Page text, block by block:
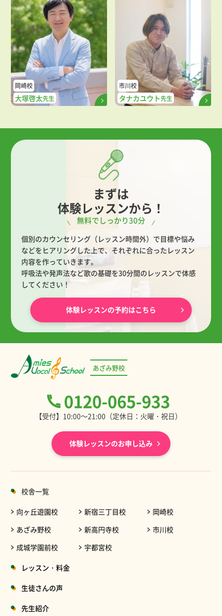
岡崎校
大塚啓太先生
市川校
タナカユウト先生
まずは
体験レッスンから！
無料でしっかり30分
個別のカウンセリング（レッスン時間外）で目標や悩み
などをヒアリングした上で、 それぞれに合ったレッスン
内容を作っていきます。
呼吸法や発声法など歌の基礎を30分間のレッスンで体感
してください！
体験レッスンの予約はこちら
あざみ野校
0120-065-933
【受付】10:00～21:00（定休日：火曜・祝日）
体験レッスンのお申し込み
校舎一覧
向ヶ丘遊園校
あざみ野校
成城学園前校
新宿三丁目校
新高円寺校
宇都宮校
岡崎校
市川校
レッスン・料金
生徒さんの声
先生紹介